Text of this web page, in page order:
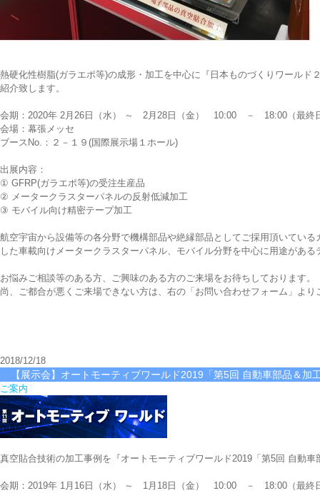
熱硬化性樹脂(ガラエポ等)の成形・加工を中心に『日本ものづくりワールド
紹介致します。
会期：2020年 2月26日（水） ～ 2月28日（金） 10:00 － 18:00（最終
会場：幕張メッセ
ブースNo.：２－１９(国際展示場１ホール)
出展内容：
① GFRP(ガラエポ等)の受注生産品
② メータークラスターパネルの反射低減加工
③ モバイル向け精密テープ加工
航空宇宙から設備等の各分野で機構部品や絶縁部品としてご採用頂いてい
した車載向けメータークラスターパネル、モバイル分野を中心に用途があ
お悩みご相談等のある方、ご興味のある方のご来場をお待ちしております。
尚、ご都合が悪くご来場できない方は、右の「お問い合わせフォーム」よ
2018/12/18
【展示会】オートモーティブワールド2019「第5回 自動車部品＆加
ご案内
真空貼合技術の加工事例を『オートモーティブワールド2019「第5回 自動
会期：2019年 1月16日（水） ～ 1月18日（金） 10:00 － 18:00（最終